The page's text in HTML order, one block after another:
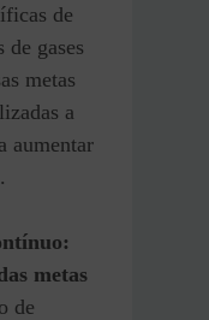
de
de gases
metas
a
aumentar
.
metas
de